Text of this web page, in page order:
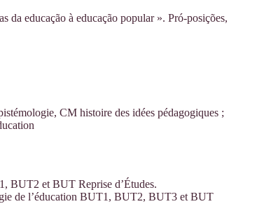
da educação à educação popular ». Pró-posições,
CM histoire des idées pédagogiques ;
BUT2 et BUT Reprise d’Études.
de l’éducation BUT1, BUT2, BUT3 et BUT